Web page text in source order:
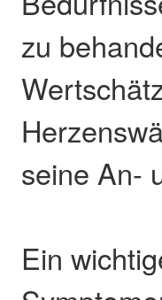
zu
seine An-
Ein